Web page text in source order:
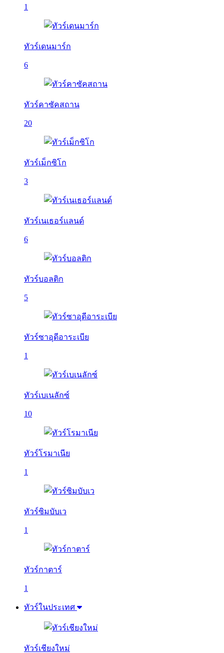
1
ทัวร์เดนมาร์ก
6
ทัวร์คาซัคสถาน
20
ทัวร์เม็กซิโก
3
ทัวร์เนเธอร์แลนด์
6
ทัวร์บอลติก
5
ทัวร์ซาอุดีอาระเบีย
1
ทัวร์เบเนลักซ์
10
ทัวร์โรมาเนีย
1
ทัวร์ซิมบับเว
1
ทัวร์กาตาร์
1
ทัวร์ในประเทศ
ทัวร์เชียงใหม่